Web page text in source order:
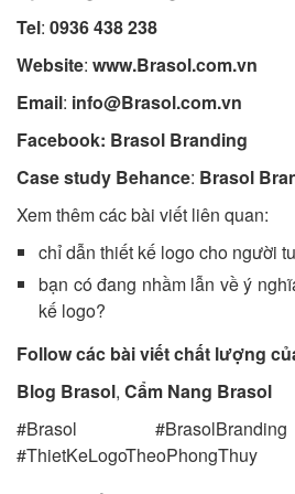
Tel: 0936 438 238
Website: www.Brasol.com.vn
Email: info@Brasol.com.vn
Facebook: Brasol Branding
Case study Behance: Brasol
Xem thêm các bài viết liên quan:
chỉ dẫn thiết kế logo cho người
bạn có đang nhầm lẫn về ý
kế logo?
Follow các bài viết chất lượng
Blog Brasol, Cẩm Nang Brasol
#Brasol
#ThietKeLogoTheoPhongThuy